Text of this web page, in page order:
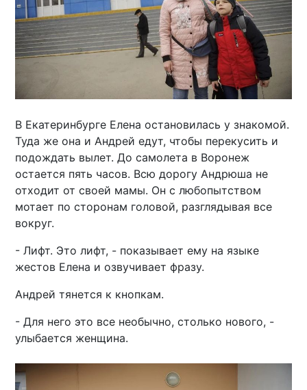
В Екатеринбурге Елена остановилась у знакомой.
Туда же она и Андрей едут, чтобы перекусить и
подождать вылет. До самолета в Воронеж
остается пять часов. Всю дорогу Андрюша не
отходит от своей мамы. Он с любопытством
мотает по сторонам головой, разглядывая все
вокруг.
- Лифт. Это лифт, - показывает ему на языке
жестов Елена и озвучивает фразу.
Андрей тянется к кнопкам.
- Для него это все необычно, столько нового, -
улыбается женщина.